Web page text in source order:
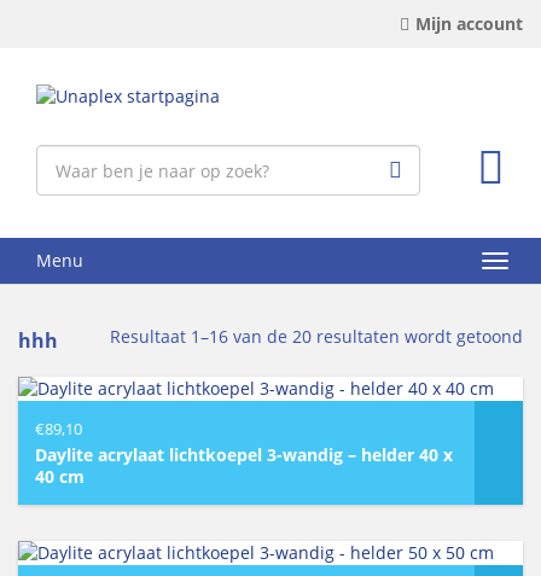
Mijn account
Menu
hhh Resultaat 1–16 van de 20 resultaten wordt getoond
€89,10
Daylite acrylaat lichtkoepel 3-wandig – helder 40 x
40 cm